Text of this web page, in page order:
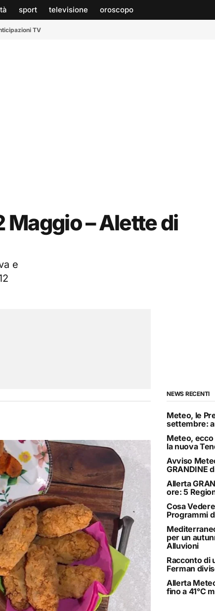
sport televisione oroscopo
TV
Maggio – Alette di
e
NEWS RECENTI
Meteo, le
settembre:
Meteo,
la nuova
Avviso
GRANDINE
Allerta
ore: 5
Cosa
Programmi
per un
Alluvioni
Racconto di
Ferman
Allerta
fino a 41°C